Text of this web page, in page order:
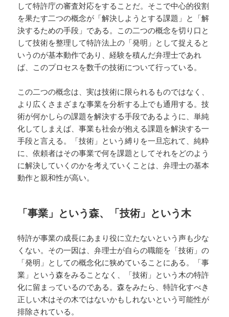
して特許庁の審査対応をすることだ。そこで中心的役割
を果たす二つの概念が「解決しようとする課題」と「解
決するための手段」である。この二つの概念を切り口と
して技術を整理して特許法上の「発明」として捉えると
いうのが基本動作であり、経験を積んだ弁理士であれ
ば、このプロセスを数千の技術について行っている。
この二つの概念は、実は技術に限られるものではなく、
より広くさまざまな事業を分析する上でも通用する。技
術が何かしらの課題を解決する手段であるように、単純
化してしまえば、事業も社会が抱える課題を解決する一
手段と言える。「技術」という縛りを一旦忘れて、純粋
に、依頼者はその事業で何を課題としてそれをどのよう
に解決していくのかを考えていくことは、弁理士の基本
動作と親和性が高い。
「事業」という森、「技術」という木
特許が事業の成長にあまり役に立たないという声も少な
くない。その一因は、弁理士が自らの職能を「技術」の
「発明」としての概念化に狭めていることにある。「事
業」という森をみることなく、「技術」という木の特許
化に留まっているのである。森をみたら、特許化すべき
正しい木はその木ではないかもしれないという可能性が
排除されている。